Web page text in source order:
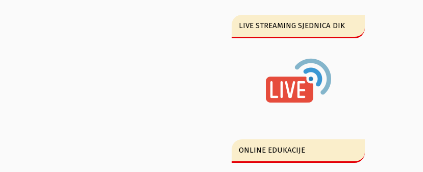
LIVE STREAMING SJEDNICA DIK
ONLINE EDUKACIJE